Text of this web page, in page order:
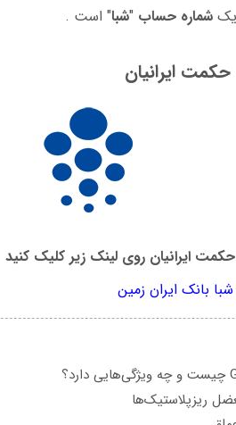
شماره حساب "شبا" است .
ایرانیان
ایرانیان روی لینک زیر کلیک کنید
بانک ایران زمین
ریزپلاستیک‌ها